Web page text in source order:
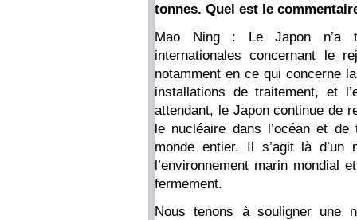
tonnes. Quel est le
Mao Ning : Le Japon n’a
internationales concernant le
notamment en ce qui concerne
installations de traitement, et
attendant, le Japon continue de
le nucléaire dans l’océan et
monde entier. Il s’agit là d’un
l’environnement marin mondial
fermement.
Nous tenons à souligner une